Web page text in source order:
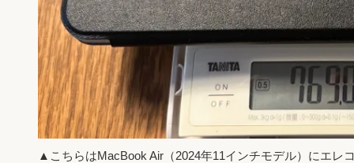
▲こちらはMacBook Air（2024年11インチモデル）にエレ